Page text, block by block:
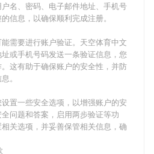
名、密码、电子邮件地址、手机号
信息，以确保顺利完成注册。
需要进行账户验证。 天空体育中文
或手机号码发送一条验证信息，您
这有助于确保账户的安全性，并防
。
置一些安全选项，以增强账户的安
问题和答案，启用两步验证等功
关选项，并妥善保管相关信息，确